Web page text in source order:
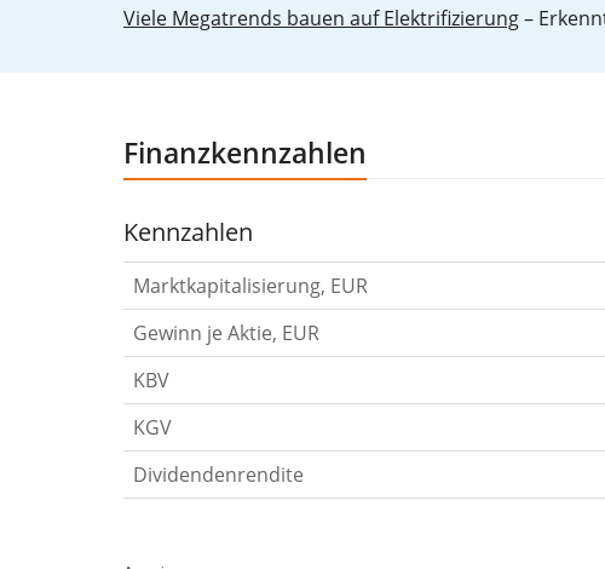
Vie­le Me­ga­trends bau­en auf Elek­tri­fi­zie­rung–
Finanzkennzahlen
Kennzahlen
Marktkapitalisierung, EUR
Gewinn je Aktie, EUR
KBV
KGV
Dividendenrendite